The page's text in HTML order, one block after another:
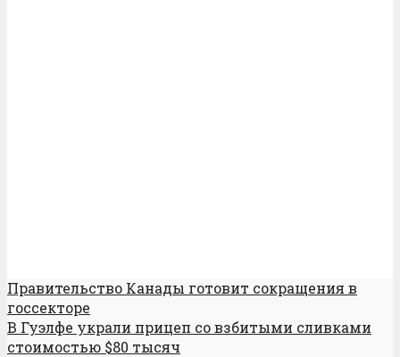
Правительство Канады готовит сокращения в
госсекторе
В Гуэлфе украли прицеп со взбитыми сливками
стоимостью $80 тысяч